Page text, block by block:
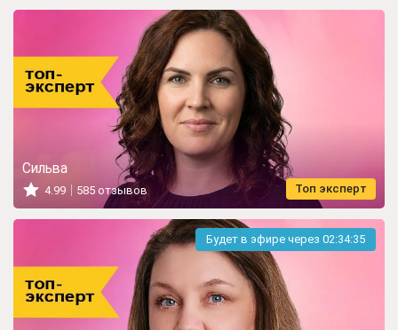
Топ эксперт
Сильва
4.99 585 отзывов
Будет в эфире через 02:34:33